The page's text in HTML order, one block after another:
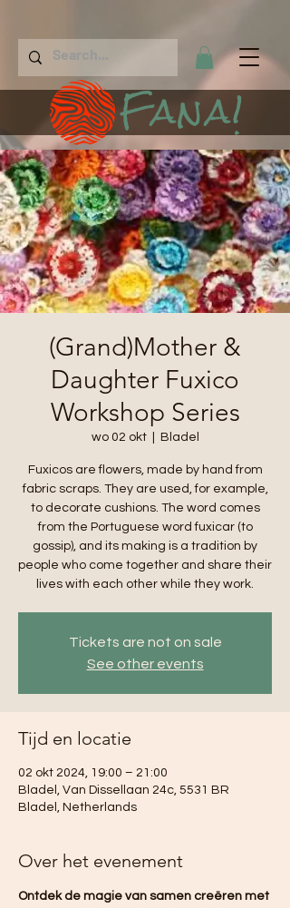
Fana!
(Grand)Mother &
Daughter Fuxico
Workshop Series
wo 02 okt
  |
Bladel
Fuxicos are flowers, made by hand from
fabric scraps. They are used, for example,
to decorate cushions. The word comes
from the Portuguese word fuxicar (to
gossip), and its making is a tradition by
people who come together and share their
lives with each other while they work.
Tickets are not on sale
See other events
Tijd en locatie
02 okt 2024, 19:00 – 21:00
Bladel, Van Dissellaan 24c, 5531 BR
Bladel, Netherlands
Over het evenement
Ontdek de magie van samen creëren met